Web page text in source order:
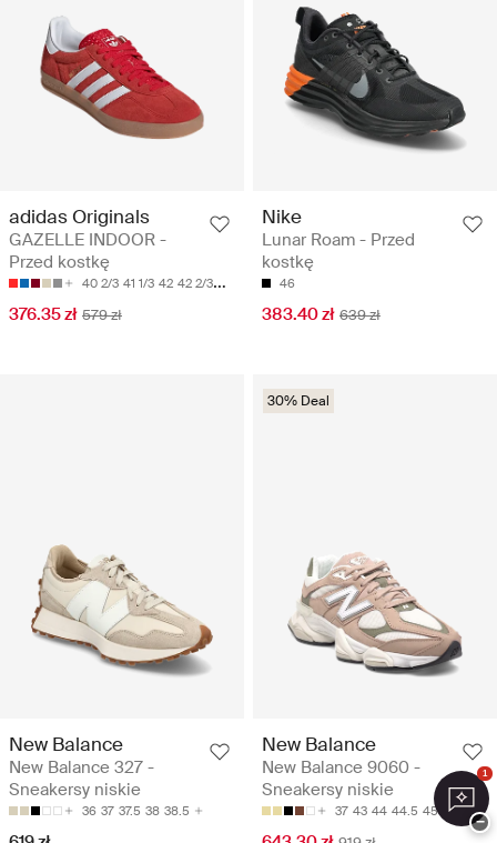
adidas Originals
GAZELLE INDOOR -
Przed kostkę
40 2/3 41 1/3 42 42 2/3 43 1/3
376.35 zł 579 zł
Nike
Lunar Roam - Przed
kostkę
46
383.40 zł 639 zł
New Balance
New Balance 327 -
Sneakersy niskie
36 37 37.5 38 38.5
30% Deal
New Balance
New Balance 9060 -
Sneakersy niskie
37 43 44 44.5 45
1
−